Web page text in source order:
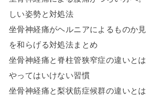
しい姿勢と対処法
坐骨神経痛がヘルニアによるものか
を和らげる対処法まとめ
坐骨神経痛と脊柱管狭窄症の違いと
やってはいけない習慣
坐骨神経痛と梨状筋症候群の違いと